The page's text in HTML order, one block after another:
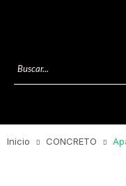
Inicio CONCRETO